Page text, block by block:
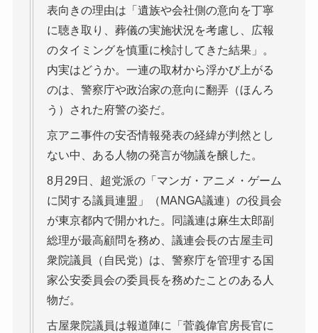
表向きの理由は「遺族や会社側の意向を丁寧
に聴き取り、葬儀の実施状況を考慮し、広報
のタイミングを慎重に検討してきた結果」。
内実はどうか。一連の取材から浮かび上がる
のは、警察庁や政治家の意向に翻弄（ほんろ
う）された府警の姿だ。
京アニ事件の安否情報発表の経緯が判然とし
ない中、ある人物の発言が物議を醸した。
8月29日、超党派の「マンガ・アニメ・ゲーム
に関する議員連盟」（MANGA議連）の役員会
が東京都内で開かれた。同議連は麻生太郎副
総理が最高顧問を務め、議連会長の古屋圭司
衆院議員（自民党）は、警察庁を管理する国
家公安委員会の委員長を務めたことのある人
物だ。
古屋衆院議員は報道陣に「菅義偉官房長官に